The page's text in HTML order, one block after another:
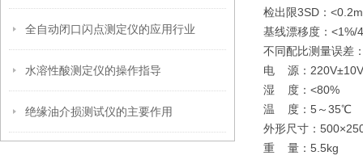
全自动闭口闪点测定仪的应用行业
水溶性酸测定仪的操作指导
绝缘油介损测试仪的主要作用
检出限3SD：
基线漂移度：<1%/
不同配比测量误差
电 源：
湿 度：<80%
温 度：5～35℃
外形尺寸：
重 量：5.5kg